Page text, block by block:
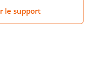
le support